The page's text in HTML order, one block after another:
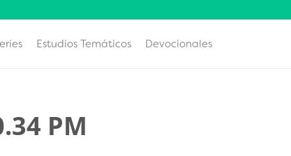
Estudios Temáticos Devocionales
PM